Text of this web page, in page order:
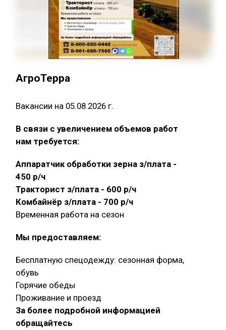
АгроТерра
Вакансии на 05.08.2026 г.
В связи с увеличением объемов работ
нам требуется:
Аппаратчик обработки зерна з/плата -
450 р/ч
Тракторист з/плата - 600 р/ч
Комбайнёр з/плата - 700 р/ч
Временная работа на сезон
Мы предоставляем:
Бесплатную спецодежду: сезонная форма,
обувь
Горячие обеды
Проживание и проезд
За более подробной информацией
обращайтесь